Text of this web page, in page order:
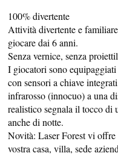
LATO AL NATURALE
100% divertente
Attività divertente e
giocare dai 6 anni.
Senza vernice, senza
I giocatori sono
con sensori a chiave
infrarosso (innocuo) a una
realistico segnala il tocco di
anche di notte.
Novità: Laser Forest vi
vostra casa, villa, sede